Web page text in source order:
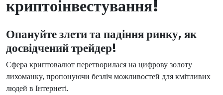
криптоінвестування!
Опануйте злети та падіння ринку, як
досвідчений трейдер!
Сфера криптовалют перетворилася на цифрову золоту
лихоманку, пропонуючи безліч можливостей для кмітливих
людей в Інтернеті.